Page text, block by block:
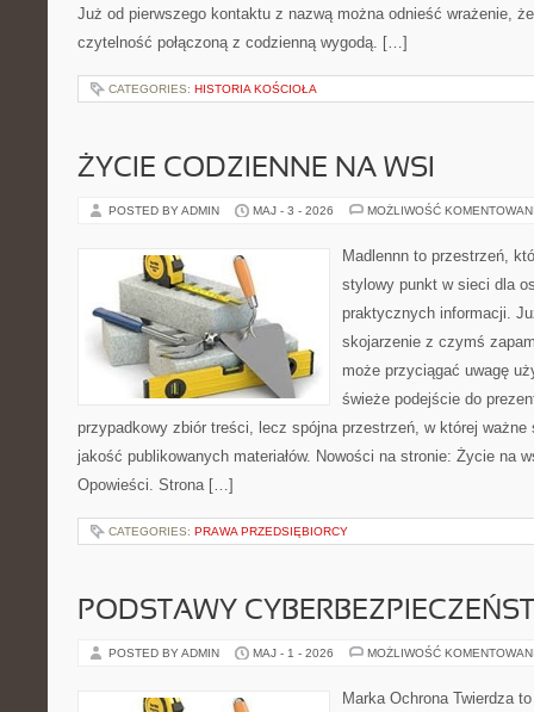
Już od pierwszego kontaktu z nazwą można odnieść wrażenie,
czytelność połączoną z codzienną wygodą. […]
CATEGORIES: HISTORIA KOŚCIOŁA
ŻYCIE CODZIENNE NA WSI
POSTED BY ADMIN MAJ - 3 - 2026 MOŻLIWOŚĆ
Madlennn to przestrzeń,
stylowy punkt w sieci dla
praktycznych informacji.
skojarzenie z czymś
może przyciągać uwagę
świeże podejście do
przypadkowy zbiór treści, lecz spójna przestrzeń, w której
jakość publikowanych materiałów. Nowości na stronie: Życie na
Opowieści. Strona […]
CATEGORIES: PRAWA PRZEDSIĘBIORCY
PODSTAWY
POSTED BY ADMIN MAJ - 1 - 2026 MOŻLIWOŚĆ
Marka Ochrona Twierdza